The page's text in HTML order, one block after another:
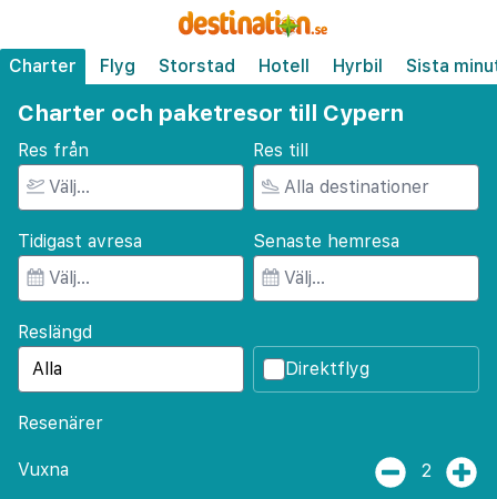
Charter Flyg Storstad Hotell Hyrbil Sista
Charter och paketresor till Cypern
Res från Res till
Tidigast avresa Senaste hemresa
Reslängd
Direktflyg
Resenärer
Vuxna 2